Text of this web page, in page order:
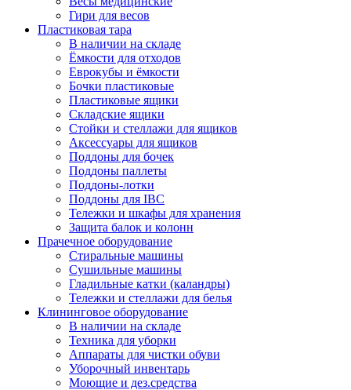
Гири для весов
Пластиковая тара
В наличии на складе
Ёмкости для отходов
Еврокубы и ёмкости
Бочки пластиковые
Пластиковые ящики
Складские ящики
Стойки и стеллажи для ящиков
Аксессуары для ящиков
Поддоны для бочек
Поддоны паллеты
Поддоны-лотки
Поддоны для IBC
Тележки и шкафы для хранения
Защита балок и колонн
Прачечное оборудование
Стиральные машины
Сушильные машины
Гладильные катки (каландры)
Тележки и стеллажи для белья
Клининговое оборудование
В наличии на складе
Техника для уборки
Аппараты для чистки обуви
Уборочный инвентарь
Моющие и дез.средства